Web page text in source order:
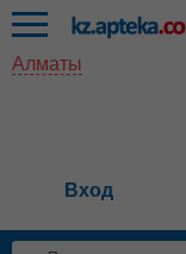
Алматы
Вход